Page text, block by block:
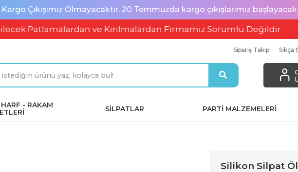
Çıkışımız Olmayacaktır. 20 Temmuzda kargo çıkışlarımız
ve Kırılmalardan Firmamız Sorumlu Değildir
Sipariş Takip Sıkça
- RAKAM
SİLPATLAR PARTİ MALZEMELERİ
Silikon Silpat